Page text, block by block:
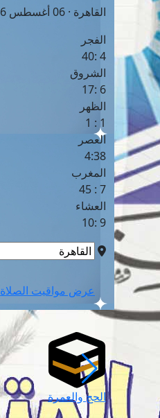
القاهرة · 06 أغسطس 2026 م
الفجر
4 :40
الشروق
6 :17
الظهر
1 : 1
العصر
4:38
المغرب
7 : 45
العشاء
9 :10
عرض مواقيت الصلاة
الحج والعمرة